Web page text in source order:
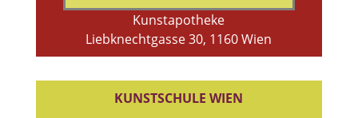
Kunstapotheke
Liebknechtgasse 30, 1160 Wien
KUNSTSCHULE WIEN